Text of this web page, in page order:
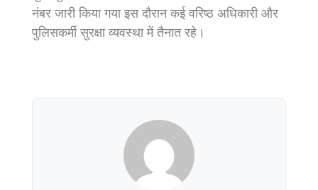
नंबर जारी किया गया इस दौरान कई वरिष्ठ अधिकारी और
पुलिसकर्मी सुरक्षा व्यवस्था में तैनात रहे।